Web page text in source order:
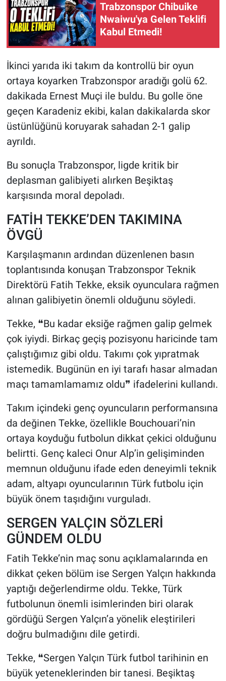
Trabzonspor Chibuike
Nwaiwu'ya Gelen Teklifi
Kabul Etmedi!
İkinci yarıda iki takım da kontrollü bir oyun
ortaya koyarken Trabzonspor aradığı golü 62.
dakikada Ernest Muçi ile buldu. Bu golle öne
geçen Karadeniz ekibi, kalan dakikalarda skor
üstünlüğünü koruyarak sahadan 2-1 galip
ayrıldı.
Bu sonuçla Trabzonspor, ligde kritik bir
deplasman galibiyeti alırken Beşiktaş
karşısında moral depoladı.
FATİH TEKKE’DEN TAKIMINA
ÖVGÜ
Karşılaşmanın ardından düzenlenen basın
toplantısında konuşan Trabzonspor Teknik
Direktörü Fatih Tekke, eksik oyunculara rağmen
alınan galibiyetin önemli olduğunu söyledi.
Tekke, ❝Bu kadar eksiğe rağmen galip gelmek
çok iyiydi. Birkaç geçiş pozisyonu haricinde tam
çalıştığımız gibi oldu. Takımı çok yıpratmak
istemedik. Bugünün en iyi tarafı hasar almadan
maçı tamamlamamız oldu❞ ifadelerini kullandı.
Takım içindeki genç oyuncuların performansına
da değinen Tekke, özellikle Bouchouari’nin
ortaya koyduğu futbolun dikkat çekici olduğunu
belirtti. Genç kaleci Onur Alp’in gelişiminden
memnun olduğunu ifade eden deneyimli teknik
adam, altyapı oyuncularının Türk futbolu için
büyük önem taşıdığını vurguladı.
SERGEN YALÇIN SÖZLERİ
GÜNDEM OLDU
Fatih Tekke’nin maç sonu açıklamalarında en
dikkat çeken bölüm ise Sergen Yalçın hakkında
yaptığı değerlendirme oldu. Tekke, Türk
futbolunun önemli isimlerinden biri olarak
gördüğü Sergen Yalçın’a yönelik eleştirileri
doğru bulmadığını dile getirdi.
Tekke, ❝Sergen Yalçın Türk futbol tarihinin en
büyük yeteneklerinden bir tanesi. Beşiktaş